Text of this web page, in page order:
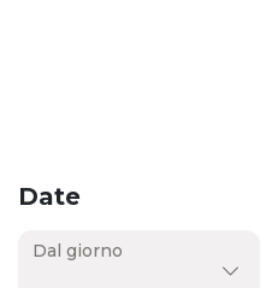
Date
Dal giorno